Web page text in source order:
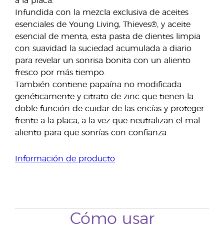
Infundida con la mezcla exclusiva de aceites
esenciales de Young Living, Thieves®, y aceite
esencial de menta, esta pasta de dientes limpia
con suavidad la suciedad acumulada a diario
para revelar un sonrisa bonita con un aliento
fresco por más tiempo.
También contiene papaína no modificada
genéticamente y citrato de zinc que tienen la
doble función de cuidar de las encías y proteger
frente a la placa, a la vez que neutralizan el mal
aliento para que sonrías con confianza.
Información de producto
Cómo usar